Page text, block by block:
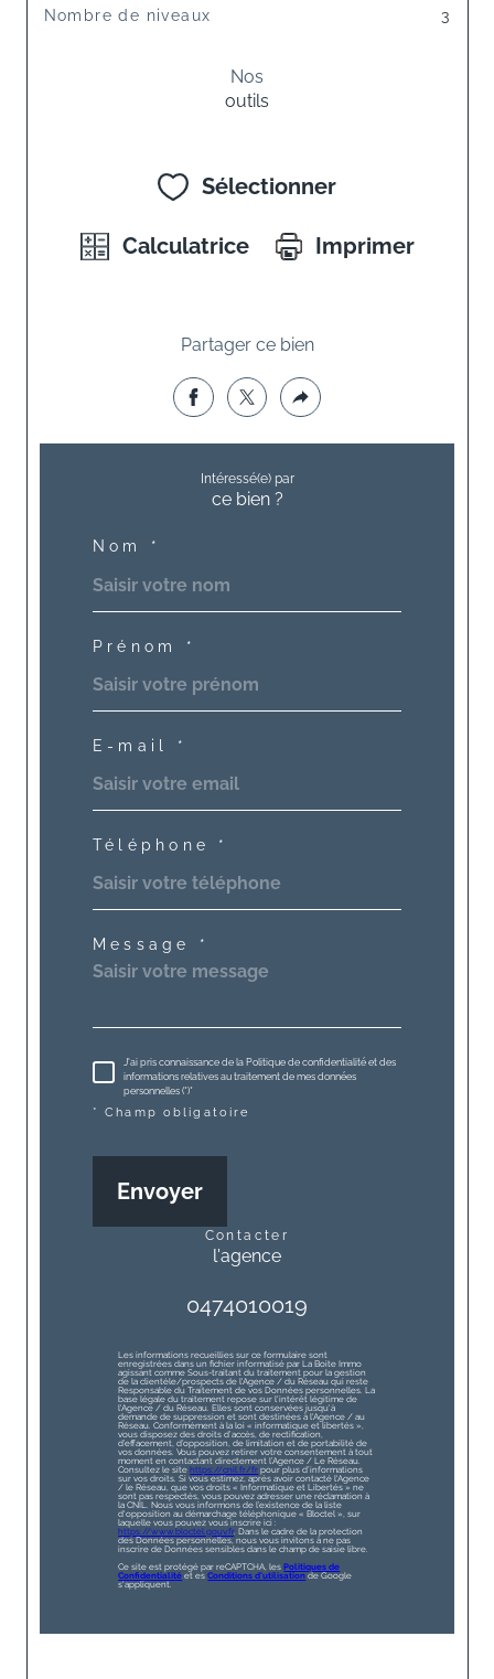
Nombre de niveaux 3
Nos
outils
Sélectionner
Calculatrice Imprimer
Partager ce bien
Intéressé(e) par
ce bien ?
Nom *
Prénom *
E-mail *
Téléphone *
Message *
J'ai pris connaissance de la Politique de confidentialité et des
informations relatives au traitement de mes données
personnelles (*)*
* Champ obligatoire
Envoyer
contacter
l'agence
0474010019
Les informations recueillies sur ce formulaire sont
enregistrées dans un fichier informatisé par La Boite Immo
agissant comme Sous-traitant du traitement pour la gestion
de la clientèle/prospects de l'Agence / du Réseau qui reste
Responsable du Traitement de vos Données personnelles. La
base légale du traitement repose sur l'intérêt légitime de
l'Agence / du Réseau. Elles sont conservées jusqu'à
demande de suppression et sont destinées à l'Agence / au
Réseau. Conformément à la loi « informatique et libertés »,
vous disposez des droits d’accès, de rectification,
d’effacement, d’opposition, de limitation et de portabilité de
vos données. Vous pouvez retirer votre consentement à tout
moment en contactant directement l’Agence / Le Réseau.
Consultez le site https://cnil.fr/fr pour plus d’informations
sur vos droits. Si vous estimez, après avoir contacté l'Agence
/ le Réseau, que vos droits « Informatique et Libertés » ne
sont pas respectés, vous pouvez adresser une réclamation à
la CNIL. Nous vous informons de l’existence de la liste
d'opposition au démarchage téléphonique « Bloctel », sur
laquelle vous pouvez vous inscrire ici :
https://www.bloctel.gouv.fr. Dans le cadre de la protection
des Données personnelles, nous vous invitons à ne pas
inscrire de Données sensibles dans le champ de saisie libre.
Ce site est protégé par reCAPTCHA, les Politiques de
Confidentialité et esConditions d'utilisation de Google
s'appliquent.